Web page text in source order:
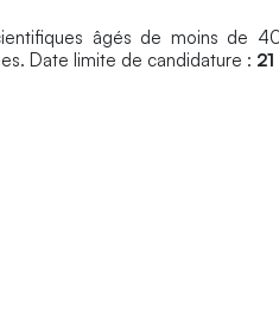
âgés de moins de
Date limite de candidature :